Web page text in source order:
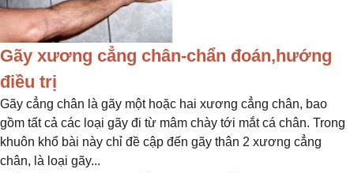
Gãy xương cẳng chân-chẩn đoán,hướng
điều trị
Gãy cẳng chân là gãy một hoặc hai xương cẳng chân, bao
gồm tất cả các loại gãy đi từ mâm chày tới mắt cá chân. Trong
khuôn khổ bài này chỉ đề cập đến gãy thân 2 xương cẳng
chân, là loại gãy...